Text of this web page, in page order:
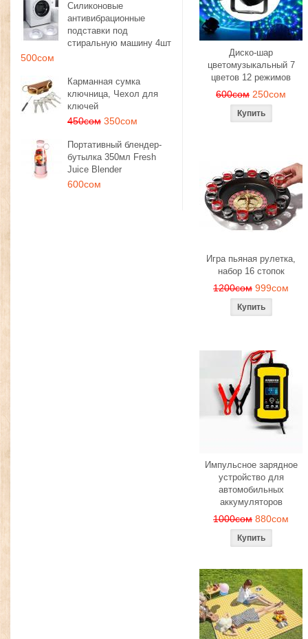
Силиконовые
антивибрационные
подставки под
стиральную машину 4шт
500сом
Карманная сумка
ключница, Чехол для
ключей
450сом 350сом
Портативный блендер-
бутылка 350мл Fresh
Juice Blender
600сом
Диско-шар
цветомузыкальный 7
цветов 12 режимов
600сом 250сом
Игра пьяная рулетка,
набор 16 стопок
1200сом 999сом
Импульсное зарядное
устройство для
автомобильных
аккумуляторов
1000сом 880сом